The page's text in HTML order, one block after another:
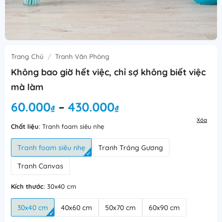
Trang Chủ / Tranh Văn Phòng
Không bao giờ hết việc, chỉ sợ không biết việc
mà làm
60.000₫ – 430.000₫Khoảng
60.000₫
đến
Chất liệu: Tranh foam siêu nhẹ
Tranh foam siêu nhẹ Tranh Tráng Gương
Tranh Canvas
Kích thước: 30x40 cm
30x40 cm 40x60 cm 50x70 cm 60x90 cm
Xóa